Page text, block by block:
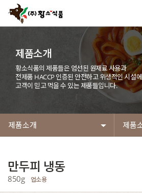
제품소개
황소식품의 제품들은 엄선된 원재료 사용과
전제품 HACCP 인증된 안전하고 위생적인 시설
고객이 믿고 먹을 수 있는 제품들입니다.
제품소개 제품
만두피 냉동
850g 업소용